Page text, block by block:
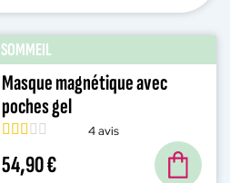
SOMMEIL
Masque magnétique avec
poches gel
4 avis
54,90 €